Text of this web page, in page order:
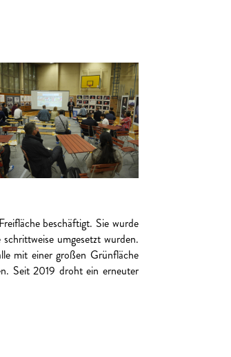
beschäftigt. Sie wurde
umgesetzt wurden.
mit einer großen Grünfläche
Seit 2019 droht ein erneuter